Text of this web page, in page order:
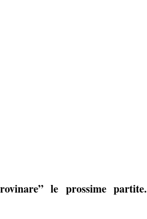
le prossime partite.